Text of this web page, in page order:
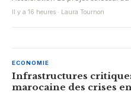
Il y a 16 heures · Laura Tournon
ECONOMIE
Infrastructures
marocaine des crises